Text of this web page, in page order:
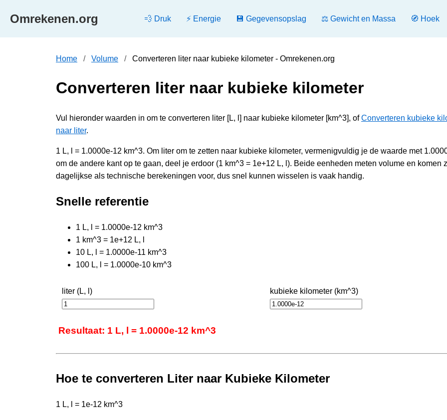
Omrekenen.org 💨 Druk ⚡ Energie 💾 Gegevensopslag ⚖️ Gewicht en Massa 🧭 Hoek
Home Volume Converteren liter naar kubieke kilometer - Omrekenen.org
Converteren liter naar kubieke kilometer
Vul hieronder waarden in om te converteren liter [L, l] naar kubieke kilometer [km^3], ofConverteren kubieke
naar liter.
1 L, l = 1.0000e-12 km^3. Om liter om te zetten naar kubieke kilometer, vermenigvuldig je de waarde met
om de andere kant op te gaan, deel je erdoor (1 km^3 = 1e+12 L, l). Beide eenheden meten volume en komen
dagelijkse als technische berekeningen voor, dus snel kunnen wisselen is vaak handig.
Snelle referentie
1 L, l = 1.0000e-12 km^3
1 km^3 = 1e+12 L, l
10 L, l = 1.0000e-11 km^3
100 L, l = 1.0000e-10 km^3
liter (L, l) kubieke kilometer (km^3)
Resultaat: 1 L, l = 1.0000e-12 km^3
Hoe te converteren Liter naar Kubieke Kilometer
1 L, l = 1e-12 km^3